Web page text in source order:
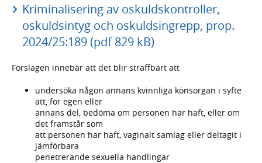
Kriminalisering av oskuldskontroller,
oskuldsintyg och oskuldsingrepp, prop.
2024/25:189 (pdf 829 kB)
Förslagen innebär att det blir straffbart att
undersöka någon annans kvinnliga könsorgan i syfte
att, för egen eller
annans del, bedöma om personen har haft, eller om
det framstår som
att personen har haft, vaginalt samlag eller deltagit i
jämförbara
penetrerande sexuella handlingar